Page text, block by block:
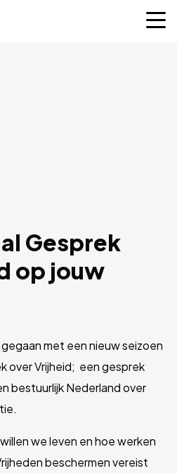
Gesprek
op jouw
met een nieuw seizoen
over Vrijheid; een gesprek
bestuurlijk Nederland over
we leven en hoe werken
beschermen vereist